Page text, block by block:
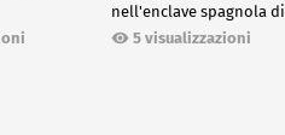
nell'enclave spagnola di
Ceuta5 visualizzazioni